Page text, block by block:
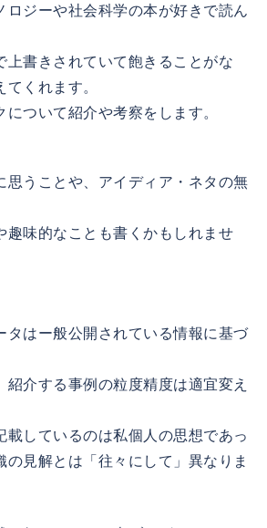
ジーや社会科学の本が好きで読ん
書きされていて飽きることがな
くれます。
ついて紹介や考察をします。
うことや、アイディア・ネタの無
味的なことも書くかもしれませ
タはー般公開されている情報に基づ
介する事例の粒度精度は適宜変え
載しているのは私個人の思想であっ
の見解とは「往々にして」異なりま